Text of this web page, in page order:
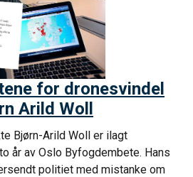
for dronesvindel
Arild Woll
Bjørn-Arild Woll er ilagt
år av Oslo Byfogdembete. Hans
politiet med mistanke om